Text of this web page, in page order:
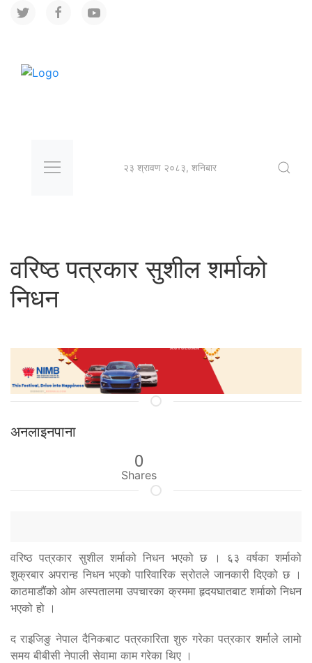
२३ श्रावण २०८३, शनिबार
वरिष्ठ पत्रकार सुशील शर्माको
निधन
अनलाइनपाना
0
Shares
वरिष्ठ पत्रकार सुशील शर्माको निधन भएको छ । ६३ वर्षका शर्माको
शुक्रबार अपरान्ह निधन भएको पारिवारिक स्रोतले जानकारी दिएको छ ।
काठमाडौंको ओम अस्पतालमा उपचारका क्रममा हृदयघातबाट शर्माको निधन
भएको हो ।
द राइजिङु नेपाल दैनिकबाट पत्रकारिता शुरु गरेका पत्रकार शर्माले लामो
समय बीबीसी नेपाली सेवामा काम गरेका थिए ।